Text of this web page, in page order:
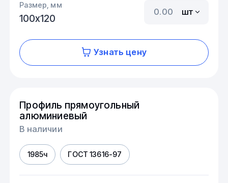
Размер, мм
100х120
шт
Узнать цену
Профиль прямоугольный
алюминиевый
В наличии
1985ч ГОСТ 13616-97